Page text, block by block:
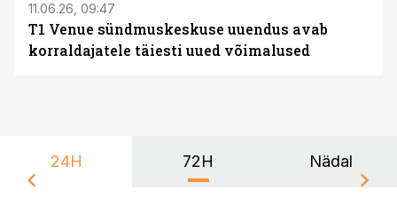
11.06.26, 09:47
T1 Venue sündmuskeskuse uuendus avab
korraldajatele täiesti uued võimalused
24H 72H Nädal